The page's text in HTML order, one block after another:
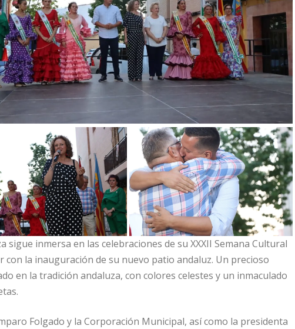
sigue inmersa en las celebraciones de su XXXII Semana Cultural
con la inauguración de su nuevo patio andaluz. Un precioso
en la tradición andaluza, con colores celestes y un inmaculado
Folgado y la Corporación Municipal, así como la presidenta